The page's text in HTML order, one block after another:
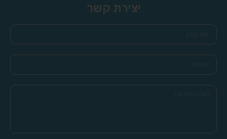
יצירת קשר